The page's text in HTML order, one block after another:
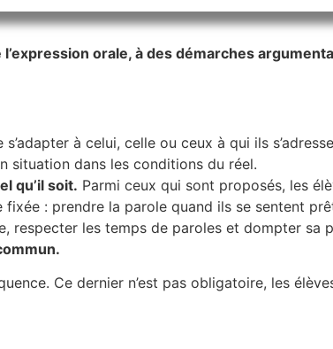
orale, à des démarches
à celui, celle ou ceux à qui ils
situation dans les conditions du réel.
qu’il soit. Parmi ceux qui sont proposés, les
: prendre la parole quand ils se sentent
respecter les temps de paroles et dompter sa
Ce dernier n’est pas obligatoire, les